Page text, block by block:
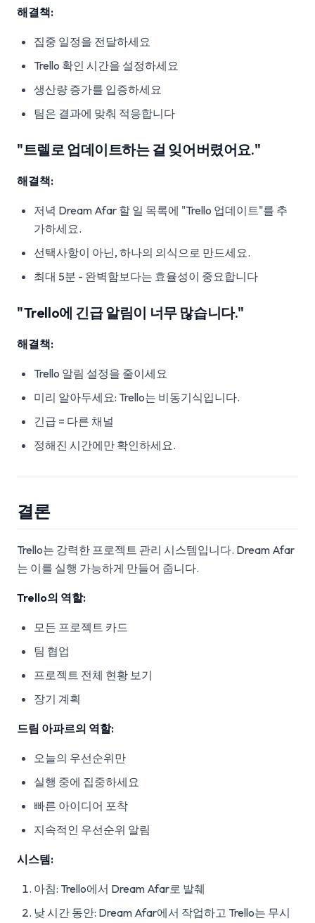
해결책:
집중 일정을 전달하세요
Trello 확인 시간을 설정하세요
생산량 증가를 입증하세요
팀은 결과에 맞춰 적응합니다
"트렐로 업데이트하는 걸 잊어버렸어요."
해결책:
저녁 Dream Afar 할 일 목록에 "Trello 업데이트"를 추
가하세요.
선택사항이 아닌, 하나의 의식으로 만드세요.
최대 5분 - 완벽함보다는 효율성이 중요합니다
"Trello에 긴급 알림이 너무 많습니다."
해결책:
Trello 알림 설정을 줄이세요
미리 알아두세요: Trello는 비동기식입니다.
긴급 = 다른 채널
정해진 시간에만 확인하세요.
결론
Trello는 강력한 프로젝트 관리 시스템입니다. Dream Afar
는 이를 실행 가능하게 만들어 줍니다.
Trello의 역할:
모든 프로젝트 카드
팀 협업
프로젝트 전체 현황 보기
장기 계획
드림 아파르의 역할:
오늘의 우선순위만
실행 중에 집중하세요
빠른 아이디어 포착
지속적인 우선순위 알림
시스템:
아침: Trello에서 Dream Afar로 발췌
낮 시간 동안: Dream Afar에서 작업하고 Trello는 무시